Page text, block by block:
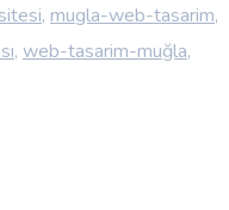
, mugla-web-tasarim,
, web-tasarim-muğla,